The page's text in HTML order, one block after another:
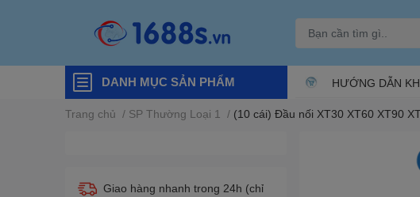
DANH MỤC SẢN PHẨM HƯỚNG DẪN
Trang chủ / SP Thường Loại 1 / (10 cái) Đầu nối XT30 XT60 XT90
Giao hàng nhanh trong 24h (chỉ